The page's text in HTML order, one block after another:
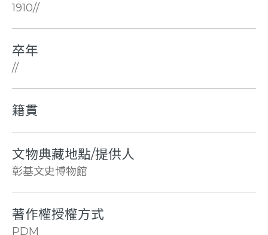
1910//
卒年
//
籍貫
文物典藏地點/提供人
彰基文史博物館
著作權授權方式
PDM